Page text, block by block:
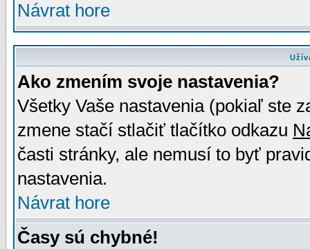
Návrat hore
Ako zmením svoje nastavenia?
Všetky Vaše nastavenia (pokiaľ ste
zmene stačí stlačiť tlačítko odkazu
časti stránky, ale nemusí to byť
nastavenia.
Návrat hore
Časy sú chybné!